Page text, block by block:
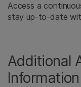
Access a
stay up-to-date
Additional
Information